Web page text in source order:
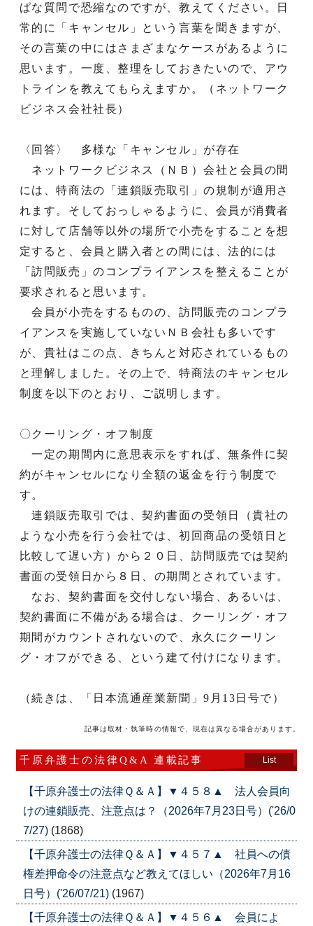
ぱな質問で恐縮なのですが、教えてください。日
常的に「キャンセル」という言葉を聞きますが、
その言葉の中にはさまざまなケースがあるように
思います。一度、整理をしておきたいので、アウ
トラインを教えてもらえますか。（ネットワーク
ビジネス会社社長）
〈回答〉 多様な「キャンセル」が存在
ネットワークビジネス（ＮＢ）会社と会員の間
には、特商法の「連鎖販売取引」の規制が適用さ
れます。そしておっしゃるように、会員が消費者
に対して店舗等以外の場所で小売をすることを想
定すると、会員と購入者との間には、法的には
「訪問販売」のコンプライアンスを整えることが
要求されると思います。
会員が小売をするものの、訪問販売のコンプラ
イアンスを実施していないＮＢ会社も多いです
が、貴社はこの点、きちんと対応されているもの
と理解しました。その上で、特商法のキャンセル
制度を以下のとおり、ご説明します。
〇クーリング・オフ制度
一定の期間内に意思表示をすれば、無条件に契
約がキャンセルになり全額の返金を行う制度で
す。
連鎖販売取引では、契約書面の受領日（貴社の
ような小売を行う会社では、初回商品の受領日と
比較して遅い方）から２０日、訪問販売では契約
書面の受領日から８日、の期間とされています。
なお、契約書面を交付しない場合、あるいは、
契約書面に不備がある場合は、クーリング・オフ
期間がカウントされないので、永久にクーリン
グ・オフができる、という建て付けになります。
（続きは、「日本流通産業新聞」9月13日号で）
記事は取材・執筆時の情報で、現在は異なる場合があります。
千原弁護士の法律Q&A 連載記事 List
【千原弁護士の法律Ｑ＆Ａ】▼４５８▲ 法人会員向
けの連鎖販売、注意点は？（2026年7月23日号）('26/0
7/27) (1868)
【千原弁護士の法律Ｑ＆Ａ】▼４５７▲ 社員への債
権差押命令の注意点など教えてほしい（2026年7月16
日号）('26/07/21) (1967)
【千原弁護士の法律Ｑ＆Ａ】▼４５６▲ 会員によ